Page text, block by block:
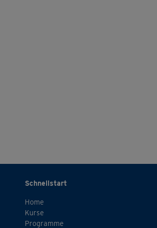
Schnellstart
Home
Kurse
Programme